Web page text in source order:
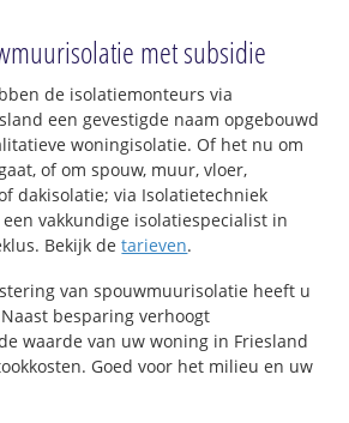
met subsidie
de isolatiemonteurs via
een gevestigde naam opgebouwd
woningisolatie. Of het nu om
of om spouw, muur, vloer,
dakisolatie; via Isolatietechniek
vakkundige isolatiespecialist in
Bekijk detarieven.
van spouwmuurisolatie heeft u
besparing verhoogt
waarde van uw woning in Friesland
Goed voor het milieu en uw